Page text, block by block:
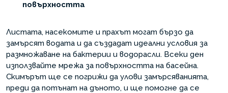
повърхността
Листата, насекомите и прахът могат бързо да
замърсят водата и да създадат идеални условия за
размножаване на бактерии и водорасли. Всеки ден
използвайте мрежа за повърхността на басейна.
Скимърът ще се погрижи да улови замърсяванията,
преди да потънат на дъното, и ще помогне да се